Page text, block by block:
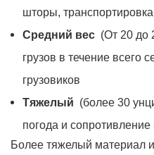
шторы,
Средний вес (От 20 до
грузов в течение всего
грузовиков
Тяжелый (более 30
погода и
Более тяжелый материал